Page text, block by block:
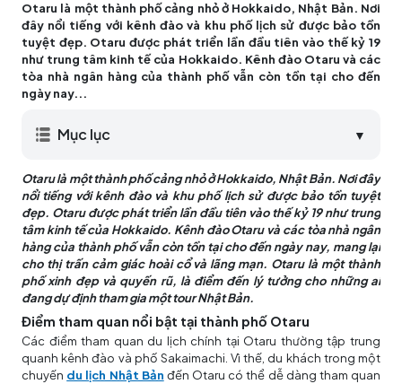
Otaru là một thành phố cảng nhỏ ở Hokkaido, Nhật Bản. Nơi
đây nổi tiếng với kênh đào và khu phố lịch sử được bảo tồn
tuyệt đẹp. Otaru được phát triển lần đầu tiên vào thế kỷ 19
như trung tâm kinh tế của Hokkaido. Kênh đào Otaru và các
tòa nhà ngân hàng của thành phố vẫn còn tồn tại cho đến
ngày nay...
Mục lục ▼
Otaru là một thành phố cảng nhỏ ở Hokkaido, Nhật Bản. Nơi đây
nổi tiếng với kênh đào và khu phố lịch sử được bảo tồn tuyệt
đẹp. Otaru được phát triển lần đầu tiên vào thế kỷ 19 như trung
tâm kinh tế của Hokkaido. Kênh đào Otaru và các tòa nhà ngân
hàng của thành phố vẫn còn tồn tại cho đến ngày nay, mang lại
cho thị trấn cảm giác hoài cổ và lãng mạn. Otaru là một thành
phố xinh đẹp và quyến rũ, là điểm đến lý tưởng cho những ai
đang dự định tham gia một tour Nhật Bản.
Điểm tham quan nổi bật tại thành phố Otaru
Các điểm tham quan du lịch chính tại Otaru thường tập trung
quanh kênh đào và phố Sakaimachi. Vì thế, du khách trong một
chuyến du lịch Nhật Bản đến Otaru có thể dễ dàng tham quan